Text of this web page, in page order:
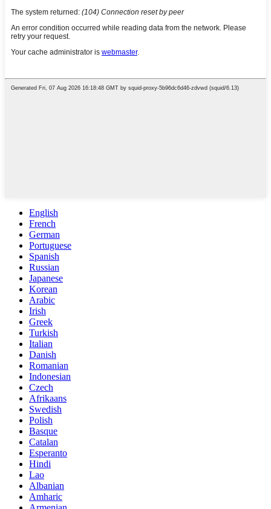
English
French
German
Portuguese
Spanish
Russian
Japanese
Korean
Arabic
Irish
Greek
Turkish
Italian
Danish
Romanian
Indonesian
Czech
Afrikaans
Swedish
Polish
Basque
Catalan
Esperanto
Hindi
Lao
Albanian
Amharic